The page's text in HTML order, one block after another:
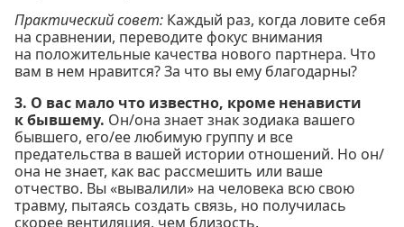
Практический совет: Каждый раз, когда ловите себя
на сравнении, переводите фокус внимания
на положительные качества нового партнера. Что
вам в нем нравится? За что вы ему благодарны?
3. О вас мало что известно, кроме ненависти
к бывшему. Он/она знает знак зодиака вашего
бывшего, его/ее любимую группу и все
предательства в вашей истории отношений. Но он/
она не знает, как вас рассмешить или ваше
отчество. Вы «вывалили» на человека всю свою
травму, пытаясь создать связь, но получилась
скорее вентиляция, чем близость.